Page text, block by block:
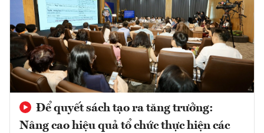
Để quyết sách tạo ra tăng trưởng:
Nâng cao hiệu quả tổ chức thực hiện các